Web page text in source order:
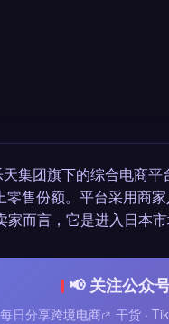
集团旗下的综合电商
售份额。平台采用商
而言，它是进入日本
📢 关注公众
每日分享跨境电商
干货 ·